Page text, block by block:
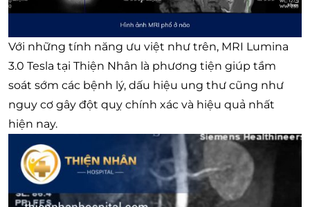
Với những tính năng ưu việt như trên, MRI Lumina
3.0 Tesla tại Thiện Nhân là phương tiện giúp tầm
soát sớm các bệnh lý, dấu hiệu ung thư cũng như
nguy cơ gây đột quỵ chính xác và hiệu quả nhất
hiện nay.